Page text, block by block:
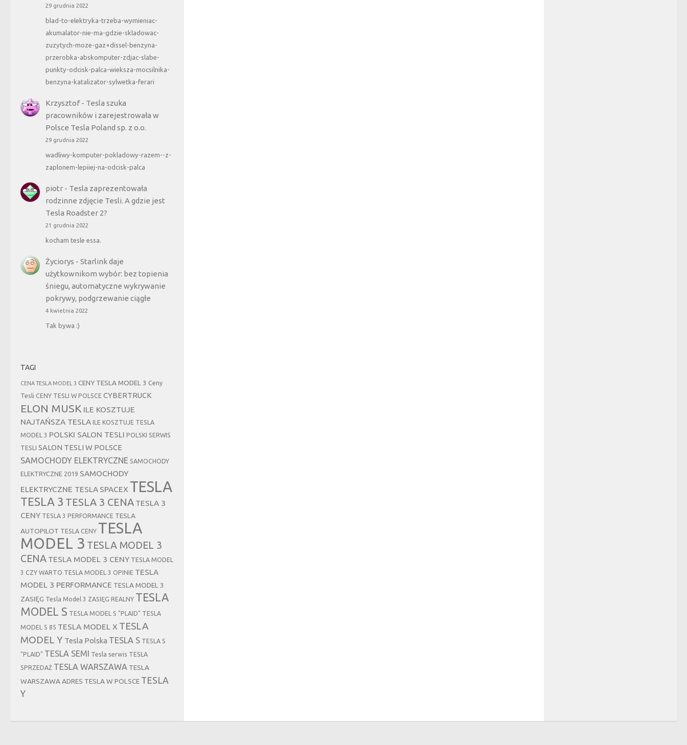
29 grudnia 2022
blad-to-elektryka-trzeba-wymieniac-
akumalator-nie-ma-gdzie-skladowac-
zuzytych-moze-gaz+dissel-benzyna-
przerobka-abskomputer-zdjac-slabe-
punkty-odcisk-palca-wieksza-mocsilnika-
benzyna-katalizator-sylwetka-ferari
Krzysztof- Tesla szuka
pracowników i zarejestrowała w
Polsce Tesla Poland sp. z o.o.
29 grudnia 2022
wadliwy-komputer-pokladowy-razem--z-
zaplonem-lepiiej-na-odcisk-palca
piotr- Tesla zaprezentowała
rodzinne zdjęcie Tesli. A gdzie jest
Tesla Roadster 2?
21 grudnia 2022
kocham tesle essa.
Życiorys - Starlink daje
użytkownikom wybór: bez topienia
śniegu, automatyczne wykrywanie
pokrywy, podgrzewanie ciągłe
4 kwietnia 2022
Tak bywa :)
TAGI
CENA TESLA MODEL 3 CENY TESLA MODEL 3 Ceny
Tesli CENY TESLI W POLSCE CYBERTRUCK
ELON MUSK ILE KOSZTUJE
NAJTAŃSZA TESLA
ILE KOSZTUJE TESLA
MODEL 3 POLSKI SALON TESLI POLSKI SERWIS
TESLI
SALON TESLI W POLSCE
SAMOCHODY ELEKTRYCZNE SAMOCHODY
ELEKTRYCZNE 2019 SAMOCHODY
ELEKTRYCZNE TESLA SPACEX TESLA
TESLA 3 TESLA 3 CENA TESLA 3
CENY TESLA 3 PERFORMANCE TESLA
AUTOPILOT TESLA CENY TESLA
MODEL 3 TESLA MODEL 3
CENA TESLA MODEL 3 CENY TESLA MODEL
3 CZY WARTO TESLA MODEL 3 OPINIE TESLA
MODEL 3 PERFORMANCE TESLA MODEL 3
ZASIĘG Tesla Model 3 ZASIĘG REALNY TESLA
MODEL S TESLA MODEL S "PLAID" TESLA
MODEL S 85 TESLA MODEL X TESLA
MODEL Y Tesla Polska TESLA S TESLA S
"PLAID" TESLA SEMI Tesla serwis TESLA
SPRZEDAŻ TESLA WARSZAWA TESLA
WARSZAWA ADRES TESLA W POLSCE TESLA
Y